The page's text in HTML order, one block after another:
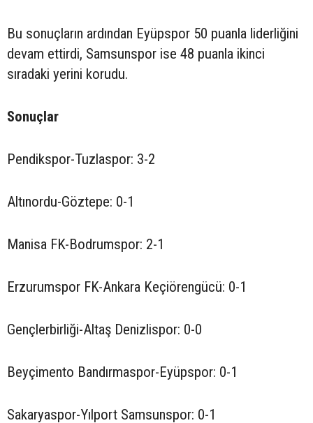
Bu sonuçların ardından Eyüpspor 50 puanla liderliğini
devam ettirdi, Samsunspor ise 48 puanla ikinci
sıradaki yerini korudu.
Sonuçlar
Pendikspor-Tuzlaspor: 3-2
Altınordu-Göztepe: 0-1
Manisa FK-Bodrumspor: 2-1
Erzurumspor FK-Ankara Keçiörengücü: 0-1
Gençlerbirliği-Altaş Denizlispor: 0-0
Beyçimento Bandırmaspor-Eyüpspor: 0-1
Sakaryaspor-Yılport Samsunspor: 0-1